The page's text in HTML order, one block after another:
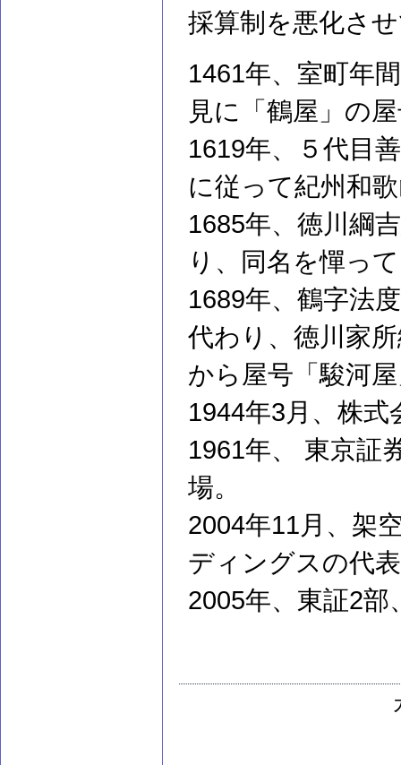
採算制を悪化さ
1461年、室町年
見に「鶴屋」の
1619年、５代目
に従って紀州和
1685年、徳川綱
り、同名を憚っ
1689年、鶴字法
代わり、徳川家
から屋号「駿河
1944年3月、株
1961年、 東京証
場。
2004年11月、架
ディングスの代
2005年、東証2部